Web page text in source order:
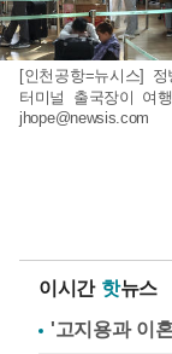
[인천공항=뉴시스]
터미널 출국장이 여
jhope@newsis.com
이시간 핫뉴스
'고지용과 이